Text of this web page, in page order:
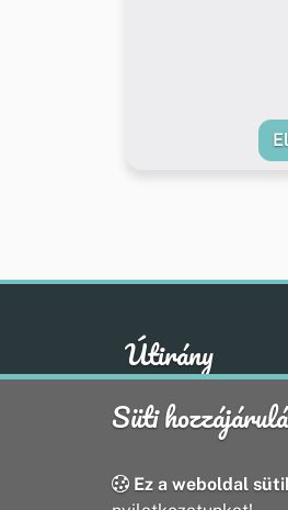
Útirány
Süti
Ez a weboldal